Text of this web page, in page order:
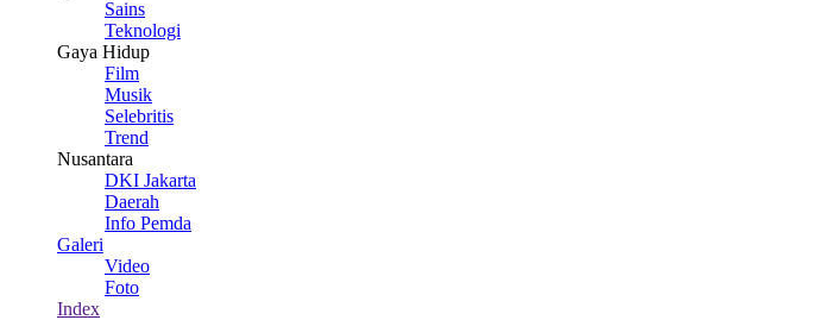
Sains
Teknologi
Gaya Hidup
Film
Musik
Selebritis
Trend
Nusantara
DKI Jakarta
Daerah
Info Pemda
Galeri
Video
Foto
Index